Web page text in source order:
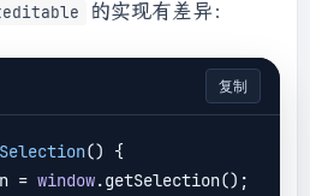
的实现有差异：
复制
() {
= window.getSelection();